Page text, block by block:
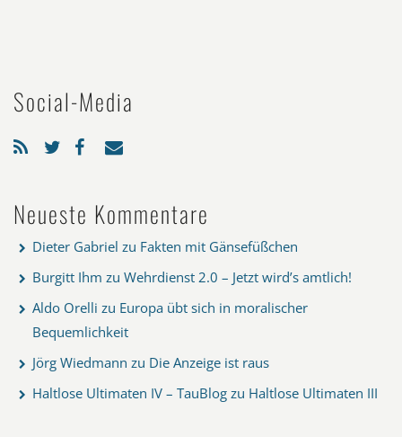
Social-Media
Neueste Kommentare
Dieter Gabriel zu Fakten mit Gänsefüßchen
Burgitt Ihm zu Wehrdienst 2.0 – Jetzt wird’s amtlich!
Aldo Orelli zu Europa übt sich in moralischer
Bequemlichkeit
Jörg Wiedmann zu Die Anzeige ist raus
Haltlose Ultimaten IV – TauBlog zu Haltlose Ultimaten III